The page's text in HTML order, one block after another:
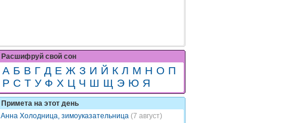
Расшифруй свой сон
А Б В Г Д Е Ж З И Й К Л М Н О П
Р С Т У Ф Х Ц Ч Ш Щ Э Ю Я
Примета на этот день
Анна Холодница, зимоуказательница (7 август)